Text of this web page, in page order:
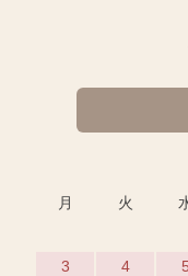
月
火
3
4 5